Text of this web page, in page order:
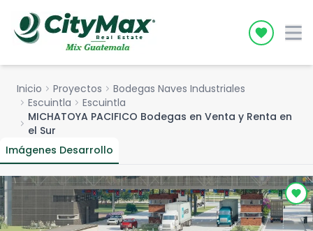
Icon
Inicio chevron_right Proyectos chevron_right Bodegas Naves Industriales
chevron_right Escuintla chevron_right Escuintla
chevron_right MICHATOYA PACIFICO Bodegas en Venta y Renta en
el Sur
Imágenes Desarrollo